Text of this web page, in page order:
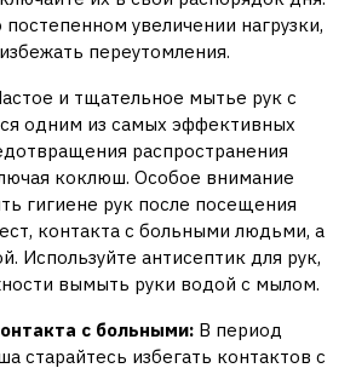
увеличении нагрузки,
переутомления.
и тщательное мытье рук с
одним из самых эффективных
распространения
коклюш. Особое внимание
гигиене рук после посещения
контакта с больными людьми, а
Используйте антисептик для рук,
вымыть руки водой с мылом.
с больными:В период
старайтесь избегать контактов с